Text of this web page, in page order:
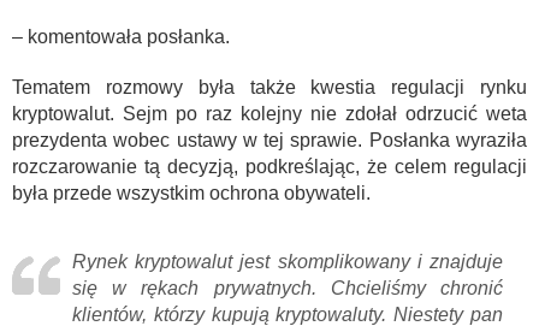
– komentowała posłanka.
Tematem rozmowy była także kwestia regulacji rynku
kryptowalut. Sejm po raz kolejny nie zdołał odrzucić weta
prezydenta wobec ustawy w tej sprawie. Posłanka wyraziła
rozczarowanie tą decyzją, podkreślając, że celem regulacji
była przede wszystkim ochrona obywateli.
Rynek kryptowalut jest skomplikowany i znajduje
się w rękach prywatnych. Chcieliśmy chronić
klientów, którzy kupują kryptowaluty. Niestety pan